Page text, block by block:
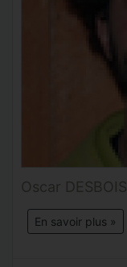
Oscar DESBOIS
En savoir plus »